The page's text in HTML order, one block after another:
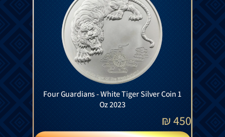
Four Guardians - White Tiger Silver Coin 1
Oz 2023
450
₪